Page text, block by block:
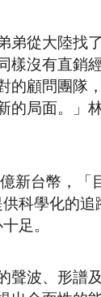
弟從大陸找
樣沒有直銷
的顧問團隊
的局面。」
新台幣，「
科學化的追
足。
聲波、形譜